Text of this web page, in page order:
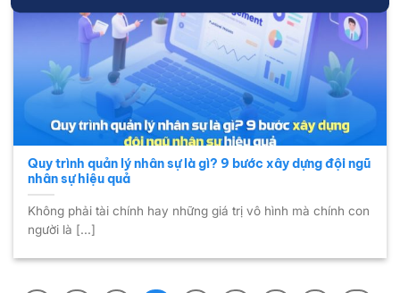
Quy trình quản lý nhân sự là gì? 9 bước xây dựng đội ngũ
nhân sự hiệu quả
Không phải tài chính hay những giá trị vô hình mà chính con
người là [...]